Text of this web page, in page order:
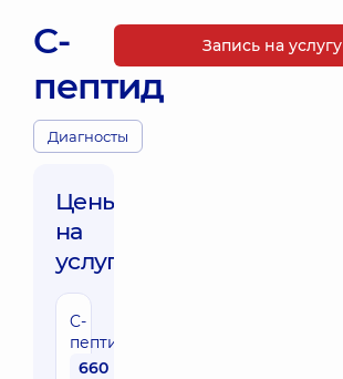
C-
пептид
Диагносты
Цены
на
услуги:
C-
пептид
660 грн
Запись на услугу